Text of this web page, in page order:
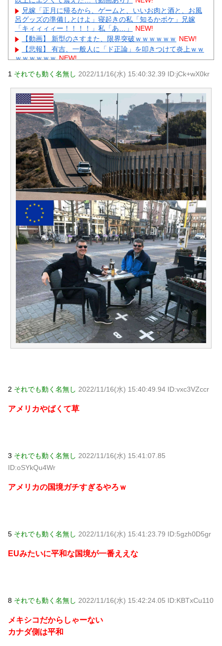
兄嫁「正月に帰るから、ゲームと、いいお肉と酒と、お風
呂グッズの準備しとけよ」寝起きの私「知るかボケ」兄嫁
「キィィィィー！！！！」私「あ…」
NEW!
【動画】 新型のさすまた、限界突破ｗｗｗｗｗｗ NEW!
【悲報】 有吉、一般人に「ド正論」を叩きつけて炎上ｗｗ
ｗｗｗｗｗｗ NEW!
員「ほいっ見積もりな！」ワイ「金額おかしくね？」←お前
らもそう思うよな？？？？？ NEW!
【画像】 「キム兄」こと芸人・木村祐一さん（63歳）、最
新の松本人志さんとのツーショットが完全に別人だとネット
騒然！ 「マジで誰かわからん」... NEW!
【続報】三山凌輝、花乃まりあと懲りずに密会継続→ガル
民「もう何回目だよ」総ツッコミｗｗｗ NEW!
【物議】板倉滉”年収7億円”報道にガル民騒然→トピ乱立に
「もういい」の声もｗｗｗ
元AKB社長、22億円申告漏れ 乃木坂46運営会社の株式を
パチンコ京楽産業に譲渡【ノース・リバー】【窪田康志】
元AKB社長、22億円申告漏れ 乃木坂46運営会社の株式を
パチンコ京楽産業に譲渡【ノース・リバー】【窪田康志】
Powered by livedoor 相互RSS
1 それでも動く名無し 2022/11/16(水) 15:40:32.39 ID:jCk+wX0kr
2 それでも動く名無し 2022/11/16(水) 15:40:49.94 ID:vxc3VZccr
アメリカやばくて草
3 それでも動く名無し 2022/11/16(水) 15:41:07.85
ID:oSYkQu4Wr
アメリカの国境ガチすぎるやろｗ
5 それでも動く名無し 2022/11/16(水) 15:41:23.79 ID:5gzh0D5gr
EUみたいに平和な国境が一番ええな
8 それでも動く名無し 2022/11/16(水) 15:42:24.05 ID:KBTxCu110
メキシコだからしゃーない
カナダ側は平和